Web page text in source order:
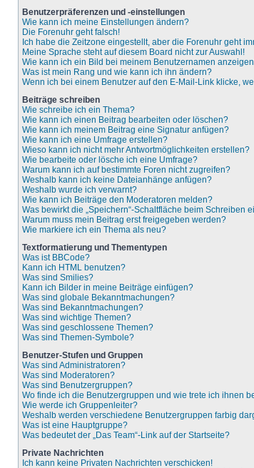
Benutzerpräferenzen und -einstellungen
Wie kann ich meine Einstellungen ändern?
Die Forenuhr geht falsch!
Ich habe die Zeitzone eingestellt, aber die Forenuhr geht
Meine Sprache steht auf diesem Board nicht zur Auswahl!
Wie kann ich ein Bild bei meinem Benutzernamen
Was ist mein Rang und wie kann ich ihn ändern?
Wenn ich bei einem Benutzer auf den E-Mail-Link klicke,
Beiträge schreiben
Wie schreibe ich ein Thema?
Wie kann ich einen Beitrag bearbeiten oder löschen?
Wie kann ich meinem Beitrag eine Signatur anfügen?
Wie kann ich eine Umfrage erstellen?
Wieso kann ich nicht mehr Antwortmöglichkeiten erstellen?
Wie bearbeite oder lösche ich eine Umfrage?
Warum kann ich auf bestimmte Foren nicht zugreifen?
Weshalb kann ich keine Dateianhänge anfügen?
Weshalb wurde ich verwarnt?
Wie kann ich Beiträge den Moderatoren melden?
Was bewirkt die „Speichern“-Schaltfläche beim Schreiben
Warum muss mein Beitrag erst freigegeben werden?
Wie markiere ich ein Thema als neu?
Textformatierung und Thementypen
Was ist BBCode?
Kann ich HTML benutzen?
Was sind Smilies?
Kann ich Bilder in meine Beiträge einfügen?
Was sind globale Bekanntmachungen?
Was sind Bekanntmachungen?
Was sind wichtige Themen?
Was sind geschlossene Themen?
Was sind Themen-Symbole?
Benutzer-Stufen und Gruppen
Was sind Administratoren?
Was sind Moderatoren?
Was sind Benutzergruppen?
Wo finde ich die Benutzergruppen und wie trete ich ihnen
Wie werde ich Gruppenleiter?
Weshalb werden verschiedene Benutzergruppen farbig
Was ist eine Hauptgruppe?
Was bedeutet der „Das Team“-Link auf der Startseite?
Private Nachrichten
Ich kann keine Privaten Nachrichten verschicken!